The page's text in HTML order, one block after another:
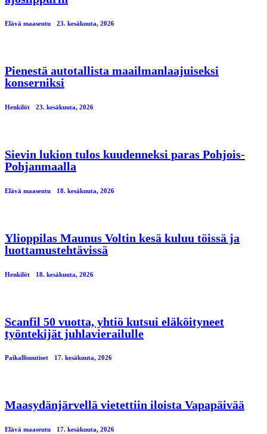
Elävä maaseutu 23. kesäkuuta, 2026
Pienestä autotallista maailmanlaajuiseksi
konserniksi
Henkilöt 23. kesäkuuta, 2026
Sievin lukion tulos kuudenneksi paras Pohjois-
Pohjanmaalla
Elävä maaseutu 18. kesäkuuta, 2026
Ylioppilas Maunus Voltin kesä kuluu töissä ja
luottamustehtävissä
Henkilöt 18. kesäkuuta, 2026
Scanfil 50 vuotta, yhtiö kutsui eläköityneet
työntekijät juhlavierailulle
Paikallisuutiset 17. kesäkuuta, 2026
Maasydänjärvellä vietettiin iloista Vapapäivää
Elävä maaseutu 17. kesäkuuta, 2026